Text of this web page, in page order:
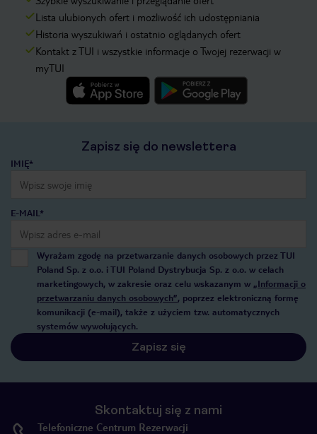
Lista ulubionych ofert i możliwość ich udostępniania
Historia wyszukiwań i ostatnio oglądanych ofert
Kontakt z TUI i wszystkie informacje o Twojej rezerwacji w
myTUI
Zapisz się do newslettera
IMIĘ*
E-MAIL*
Wyrażam zgodę na przetwarzanie danych osobowych przez TUI
Poland Sp. z o.o. i TUI Poland Dystrybucja Sp. z o.o. w celach
marketingowych, w zakresie oraz celu wskazanym w „Informacji o
przetwarzaniu danych osobowych”, poprzez elektroniczną formę
komunikacji (e-mail), także z użyciem tzw. automatycznych
systemów wywołujących.
Zapisz się
Skontaktuj się z nami
Telefoniczne Centrum Rezerwacji